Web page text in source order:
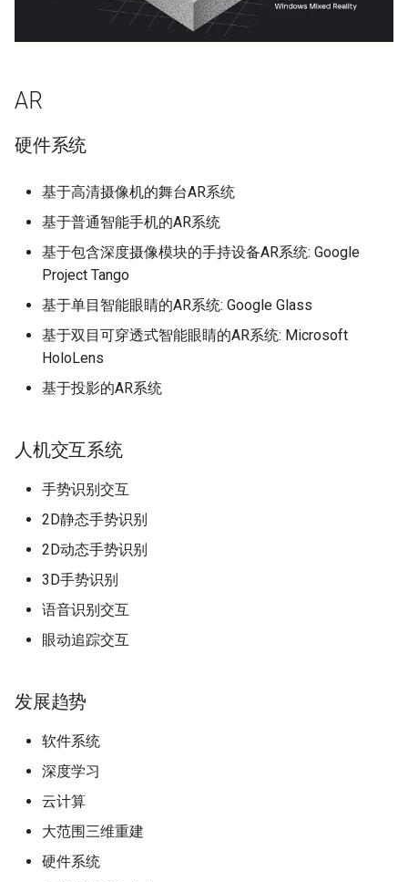
AR
硬件系统
基于高清摄像机的舞台AR系统
基于普通智能手机的AR系统
基于包含深度摄像模块的手持设备AR系统: Google
Project Tango
基于单目智能眼睛的AR系统: Google Glass
基于双目可穿透式智能眼睛的AR系统: Microsoft
HoloLens
基于投影的AR系统
人机交互系统
手势识别交互
2D静态手势识别
2D动态手势识别
3D手势识别
语音识别交互
眼动追踪交互
发展趋势
软件系统
深度学习
云计算
大范围三维重建
硬件系统